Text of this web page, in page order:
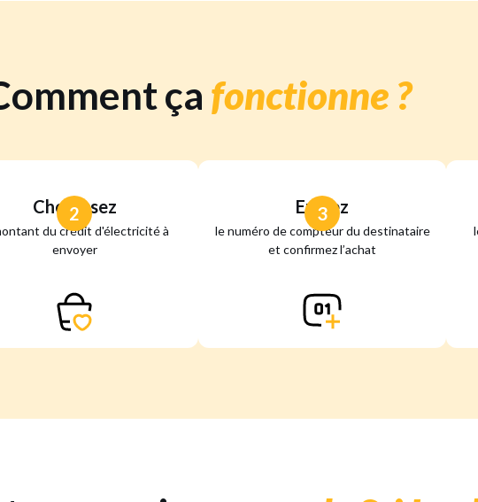
ça fonctionne ?
Choisissez
du crédit d'électricité à
envoyer
2 Entrez
le numéro de compteur du destinataire
et confirmez l’achat
3